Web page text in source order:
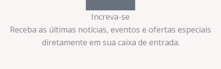
Increva-se
Receba as últimas notícias, eventos e ofertas especiais
diretamente em sua caixa de entrada.​